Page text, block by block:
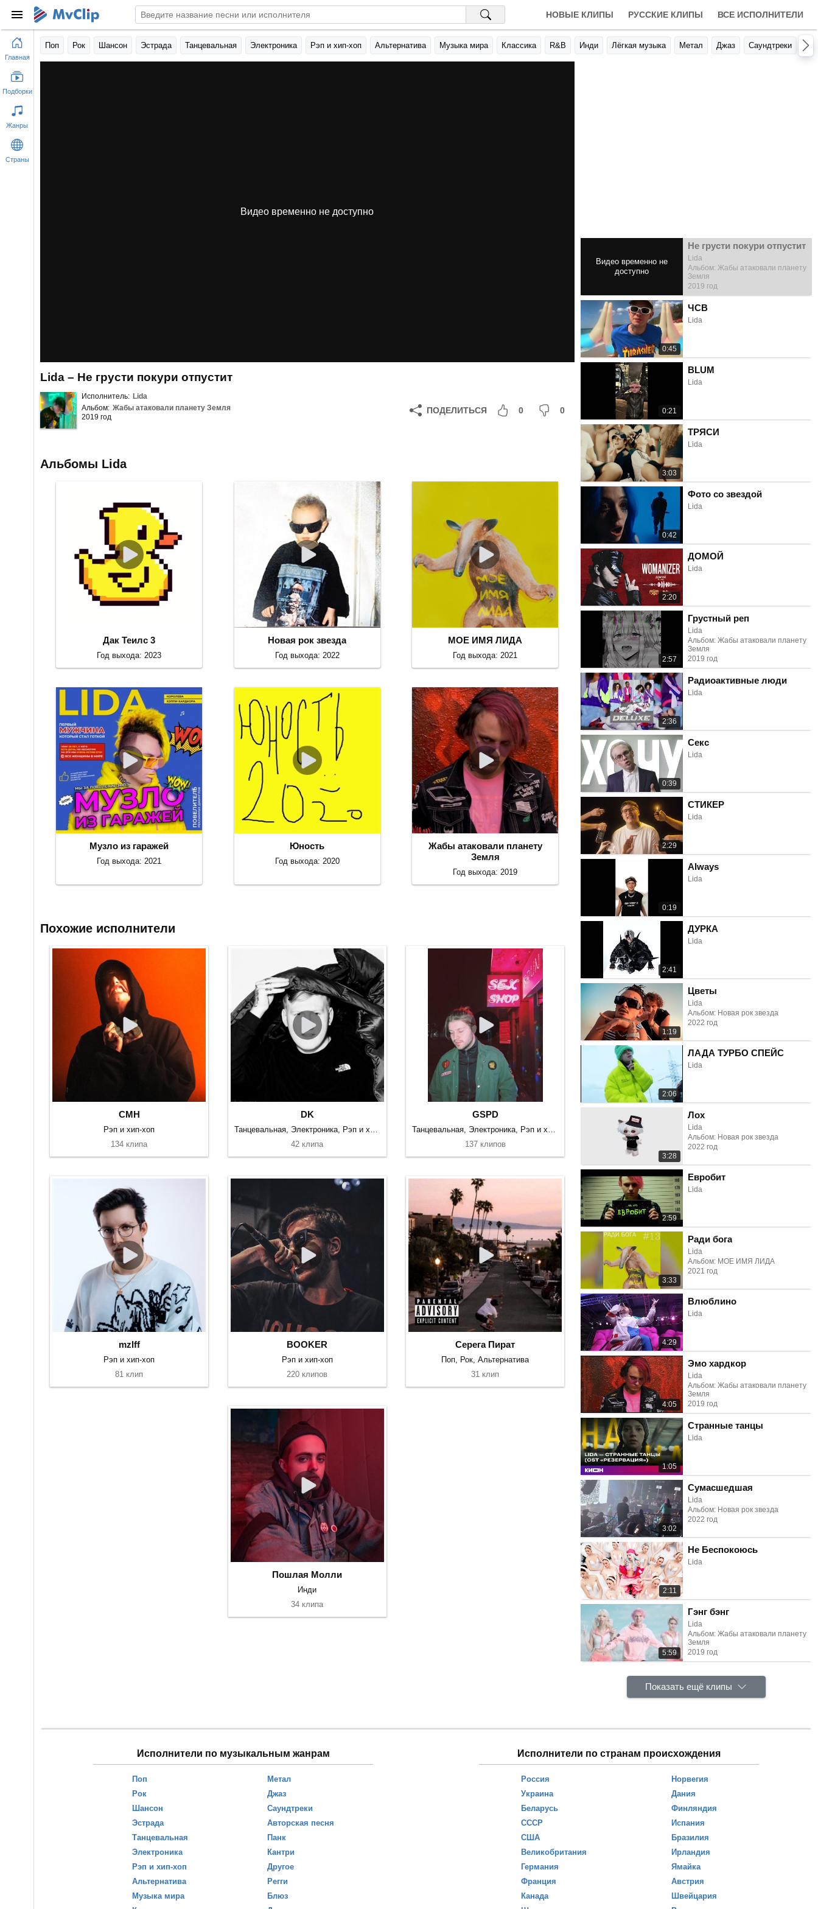
НОВЫЕ КЛИПЫ РУССКИЕ КЛИПЫ ВСЕ ИСПОЛНИТЕЛИ
Поп Рок Шансон Эстрада Танцевальная Электроника Рэп и хип-хоп Альтернатива Музыка мира Классика R&B Инди Лёгкая музыка Метал Джаз Саундтреки
Видео временно не доступно
Lida – Не грусти покури отпустит
Исполнитель: Lida
Альбом: Жабы атаковали планету Земля
2019 год
ПОДЕЛИТЬСЯ 0 0
Не грусти покури отпустит
Lida
Альбом: Жабы атаковали планету
Земля
2019 год
0:45
ЧСВ
Lida
0:21
BLUM
Lida
3:03
ТРЯСИ
Lida
0:42
Фото со звездой
Lida
2:20
ДОМОЙ
Lida
2:57
Грустный реп
Lida
Альбом: Жабы атаковали планету
Земля
2019 год
2:36
Радиоактивные люди
Lida
0:39
Секс
Lida
2:29
СТИКЕР
Lida
0:19
Always
Lida
2:41
ДУРКА
Lida
1:19
Цветы
Lida
Альбом: Новая рок звезда
2022 год
2:06
ЛАДА ТУРБО СПЕЙС
Lida
3:28
Лох
Lida
Альбом: Новая рок звезда
2022 год
2:59
Евробит
Lida
3:33
Ради бога
Lida
Альбом: МОЕ ИМЯ ЛИДА
2021 год
4:29
Влюблино
Lida
4:05
Эмо хардкор
Lida
Альбом: Жабы атаковали планету
Земля
2019 год
1:05
Странные танцы
Lida
3:02
Сумасшедшая
Lida
Альбом: Новая рок звезда
2022 год
2:11
Не Беспокоюсь
Lida
5:59
Гэнг бэнг
Lida
Альбом: Жабы атаковали планету
Земля
2019 год
Показать ещё клипы
Альбомы Lida
Дак Теилс 3
Год выхода: 2023
Новая рок звезда
Год выхода: 2022
МОЕ ИМЯ ЛИДА
Год выхода: 2021
Музло из гаражей
Год выхода: 2021
Юность
Год выхода: 2020
Жабы атаковали планету
Земля
Год выхода: 2019
Похожие исполнители
CMH
Рэп и хип-хоп
134 клипа
DK
42 клипа
GSPD
137 клипов
mzlff
Рэп и хип-хоп
81 клип
BOOKER
Рэп и хип-хоп
220 клипов
Серега Пират
Поп, Рок, Альтернатива
31 клип
Пошлая Молли
Инди
34 клипа
Исполнители по музыкальным жанрам
Поп
Рок
Шансон
Эстрада
Танцевальная
Электроника
Рэп и хип-хоп
Альтернатива
Музыка мира
Метал
Джаз
Саундтреки
Авторская песня
Панк
Кантри
Другое
Регги
Блюз
Исполнители по странам происхождения
Россия
Украина
Беларусь
СССР
США
Великобритания
Германия
Франция
Канада
Норвегия
Дания
Финляндия
Испания
Бразилия
Ирландия
Ямайка
Австрия
Швейцария
Главная
Подборки
Жанры
Страны